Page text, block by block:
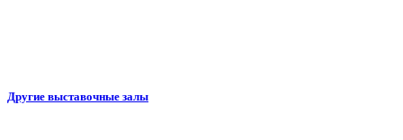
Другие выставочные залы